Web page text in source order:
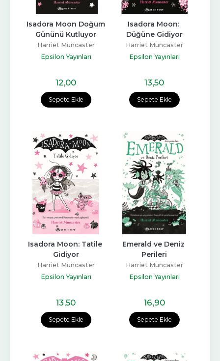
Sepete Ekle
Isadora Moon Doğum
Gününü Kutluyor
Harriet Muncaster
Epsilon Yayınları
12,00
Sepete Ekle
Isadora Moon:
Düğüne Gidiyor
Harriet Muncaster
Epsilon Yayınları
13,50
Sepete Ekle
Isadora Moon: Tatile
Gidiyor
Harriet Muncaster
Epsilon Yayınları
13,50
Sepete Ekle
Emerald ve Deniz
Perileri
Harriet Muncaster
Epsilon Yayınları
16,90